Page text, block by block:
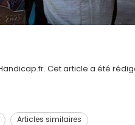
Cet article a été
Articles similaires